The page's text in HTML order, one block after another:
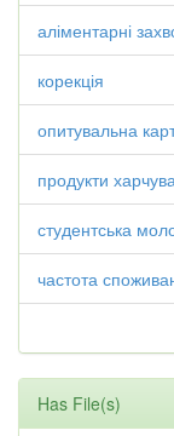
аліментарні
корекція
опитувальна
продукти
студентська
частота
Has File(s)